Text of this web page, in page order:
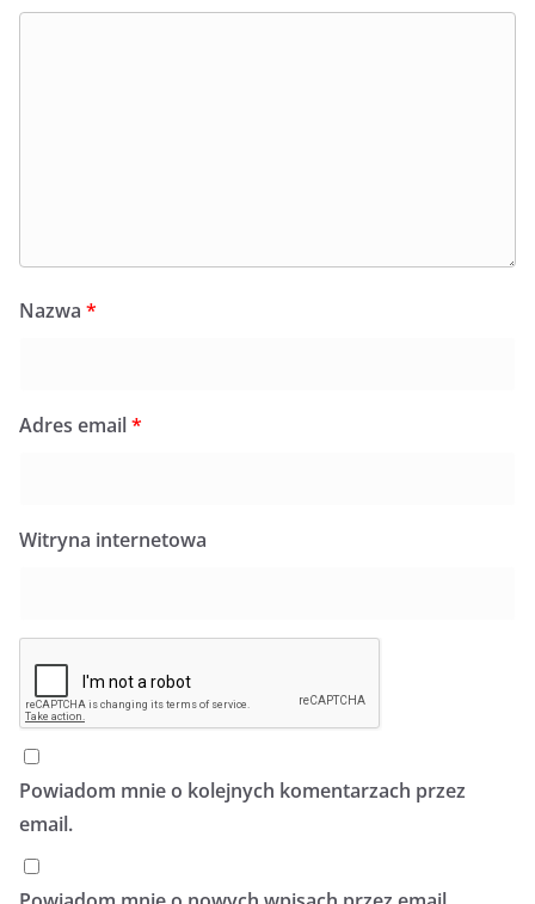
Nazwa *
Adres email*
Witryna internetowa
Powiadom mnie o kolejnych komentarzach przez
email.